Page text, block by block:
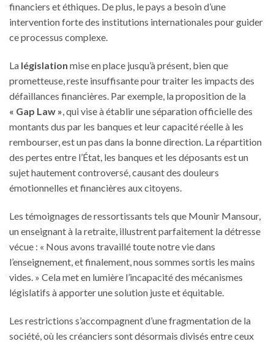
financiers et éthiques. De plus, le pays a besoin d’une
intervention forte des institutions internationales pour guider
ce processus complexe.
La législation mise en place jusqu’à présent, bien que
prometteuse, reste insuffisante pour traiter les impacts des
défaillances financières. Par exemple, la proposition de la
« Gap Law », qui vise à établir une séparation officielle des
montants dus par les banques et leur capacité réelle à les
rembourser, est un pas dans la bonne direction. La répartition
des pertes entre l’État, les banques et les déposants est un
sujet hautement controversé, causant des douleurs
émotionnelles et financières aux citoyens.
Les témoignages de ressortissants tels que Mounir Mansour,
un enseignant à la retraite, illustrent parfaitement la détresse
vécue : « Nous avons travaillé toute notre vie dans
l’enseignement, et finalement, nous sommes sortis les mains
vides. » Cela met en lumière l’incapacité des mécanismes
législatifs à apporter une solution juste et équitable.
Les restrictions s’accompagnent d’une fragmentation de la
société, où les créanciers sont désormais divisés entre ceux